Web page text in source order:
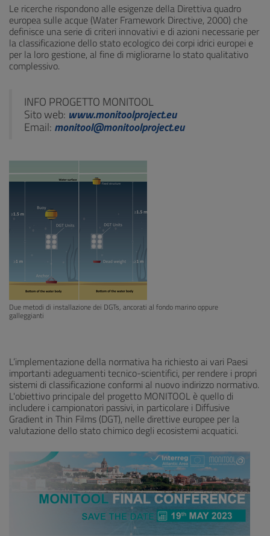
Le ricerche rispondono alle esigenze della Direttiva quadro
europea sulle acque (Water Framework Directive, 2000) che
definisce una serie di criteri innovativi e di azioni necessarie per
la classificazione dello stato ecologico dei corpi idrici europei e
per la loro gestione, al fine di migliorarne lo stato qualitativo
complessivo.
INFO PROGETTO MONITOOL
Sito web: www.monitoolproject.eu
Email: monitool@monitoolproject.eu
Due metodi di installazione dei DGTs, ancorati al fondo marino oppure
galleggianti
L’implementazione della normativa ha richiesto ai vari Paesi
importanti adeguamenti tecnico-scientifici, per rendere i propri
sistemi di classificazione conformi al nuovo indirizzo normativo.
L'obiettivo principale del progetto MONITOOL è quello di
includere i campionatori passivi, in particolare i Diffusive
Gradient in Thin Films (DGT), nelle direttive europee per la
valutazione dello stato chimico degli ecosistemi acquatici.